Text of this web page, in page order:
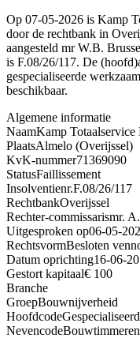
Op 07-05-2026 is Kamp
door de rechtbank in
aangesteld mr W.B.
is F.08/26/117. De
gespecialiseerde
beschikbaar.
Algemene informatie
NaamKamp Totaalservice
PlaatsAlmelo (Overijssel)
KvK-nummer71369090
StatusFaillissement
Insolventienr.F.08/26/117
RechtbankOverijssel
Rechter-commissarismr.
Uitgesproken op06-05-
RechtsvormBesloten
Datum oprichting16-06-
Gestort kapitaal€ 100
Branche
GroepBouwnijverheid
Hoofdcode
Nevencode